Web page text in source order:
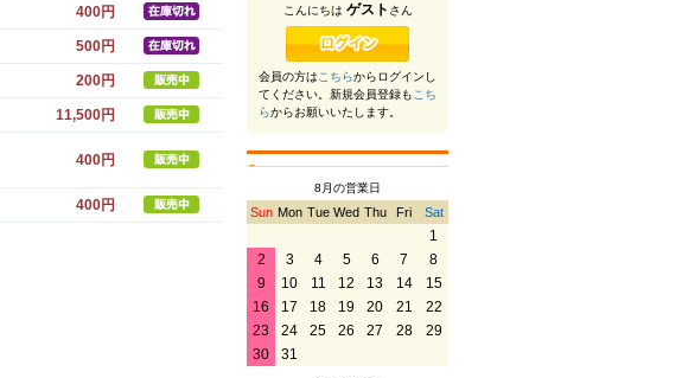
400円
500円
200円
11,500円
400円
400円
こんにちは ゲスト さん
会員の方はこちらからログインし
てください。新規会員登録もこち
らからお願いいたします。
8月の営業日
Sun Mon Tue Wed Thu Fri Sat
1
2
3 4 5 6 7
8
9
10 11 12 13 14
15
16
17 18 19 20 21
22
23
24 25 26 27 28
29
30
31